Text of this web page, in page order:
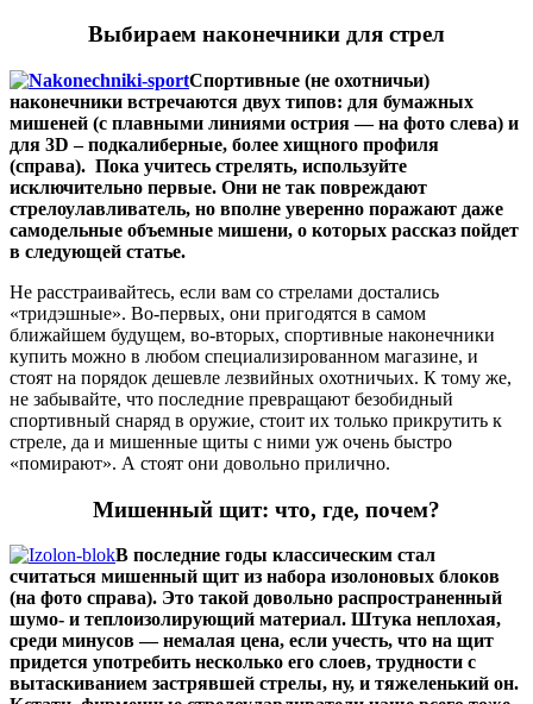
Выбираем наконечники для стрел
Спортивные (не охотничьи)
наконечники встречаются двух типов: для бумажных
мишеней (с плавными линиями острия — на фото слева) и
для 3D – подкалиберные, более хищного профиля
(справа). Пока учитесь стрелять, используйте
исключительно первые. Они не так повреждают
стрелоулавливатель, но вполне уверенно поражают даже
самодельные объемные мишени, о которых рассказ пойдет
в следующей статье.
Не расстраивайтесь, если вам со стрелами достались
«тридэшные». Во-первых, они пригодятся в самом
ближайшем будущем, во-вторых, спортивные наконечники
купить можно в любом специализированном магазине, и
стоят на порядок дешевле лезвийных охотничьих. К тому же,
не забывайте, что последние превращают безобидный
спортивный снаряд в оружие, стоит их только прикрутить к
стреле, да и мишенные щиты с ними уж очень быстро
«помирают». А стоят они довольно прилично.
Мишенный щит: что, где, почем?
В последние годы классическим стал
считаться мишенный щит из набора изолоновых блоков
(на фото справа). Это такой довольно распространенный
шумо- и теплоизолирующий материал. Штука неплохая,
среди минусов — немалая цена, если учесть, что на щит
придется употребить несколько его слоев, трудности с
вытаскиванием застрявшей стрелы, ну, и тяжеленький он.